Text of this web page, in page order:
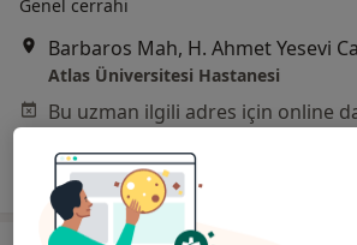
Genel cerrahi
Atlas Üniversitesi Hastanesi
Randevu talep et